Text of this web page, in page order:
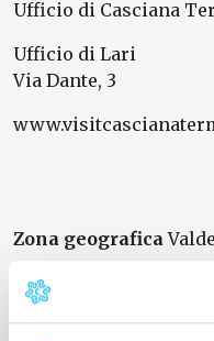
Ufficio di Casciana
Ufficio di Lari
Via Dante, 3
Zona geografica
Abitanti
Distanza dal